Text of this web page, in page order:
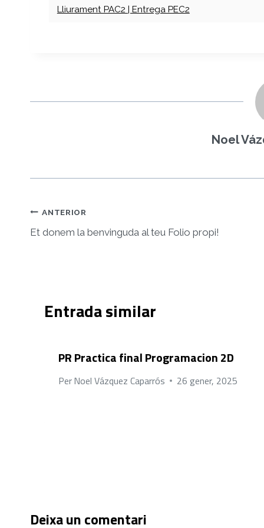
Lliurament PAC2 | Entrega PEC2
Noel
Navegació
d'entrades
ANTERIOR
Et donem la benvinguda al teu Folio propi!
Entrada similar
PR Practica final Programacion 2D
PerNoel Vázquez Caparrós 26 gener, 2025
Deixa un comentari